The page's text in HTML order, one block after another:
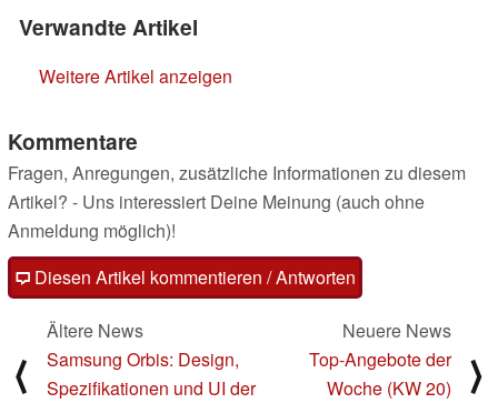
Verwandte Artikel
Weitere Artikel anzeigen
Kommentare
Fragen, Anregungen, zusätzliche Informationen zu diesem
Artikel? - Uns interessiert Deine Meinung (auch ohne
Anmeldung möglich)!
Diesen Artikel kommentieren / Antworten
⟨
Ältere News
Samsung Orbis: Design,
Spezifikationen und UI der
Neuere News
Top-Angebote der
Woche (KW 20)
⟩